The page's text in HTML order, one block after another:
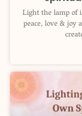
Light the lamp of
peace, love & joy